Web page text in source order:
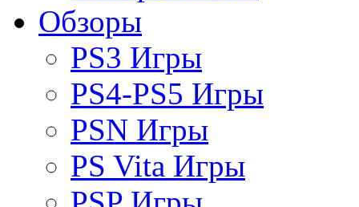
Обзоры
PS3 Игры
PS4-PS5 Игры
PSN Игры
PS Vita Игры